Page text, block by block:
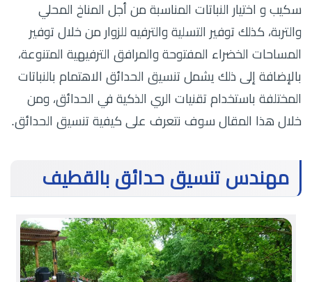
سكيب و اختيار النباتات المناسبة من أجل المناخ المحلي
والتربة، كذلك توفير التسلية والترفيه للزوار من خلال توفير
المساحات الخضراء المفتوحة والمرافق الترفيهية المتنوعة،
بالإضافة إلى ذلك يشمل تنسيق الحدائق الاهتمام بالنباتات
المختلفة باستخدام تقنيات الري الذكية في الحدائق، ومن
خلال هذا المقال سوف نتعرف على كيفية تنسيق الحدائق.
مهندس تنسيق حدائق بالقطيف